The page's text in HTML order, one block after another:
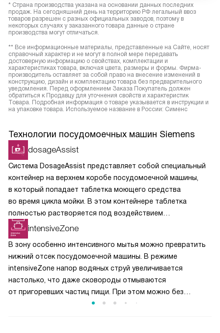
* Страна производства указана на основании данных последних
продаж. На сегодняшний день на территорию РФ легальный ввоз
товаров разрешен с разных официальных заводов, поэтому в
некоторых случаях у заказанного товара данные о стране
производства могут отличаться.
** Все информационные материалы, представленные на Сайте, носят
справочный характер и не могут в полной мере передавать
достоверную информацию о свойствах, комплектации и
характеристиках товара, включая цвета, размеры и формы. Фирма-
производитель оставляет за собой право на внесение изменений в
конструкцию, дизайн и комплектацию товара без предварительного
уведомления. Перед оформлением Заказа Покупатель должен
обратиться к Продавцу для уточнения свойств и характеристик
Товара. Подробная информация о товаре указывается в инструкции и
на упаковке товара. Используемое название в России: Сименс
Технологии посудомоечных машин Siemens
dosageAssist
Система DosageAssist представляет собой специальный
контейнер на верхнем коробе посудомоечной машины,
в который попадает таблетка моющего средства
во время цикла мойки. В этом контейнере таблетка
полностью растворяется под воздействием
направленных струй воды, обеспечивая равномерное
распределение моющего средства по всему
пространству. В машинах без DosageAssist таблетка
может упасть на дно камеры или застрять между
посудой, что снижает эффективность её использования.
DosageAssist гарантирует оптимальное растворение
и превосходное качество мытья.
intensiveZone
В зону особенно интенсивного мытья можно превратить
нижний отсек посудомоечной машины. В режиме
intensiveZone напор водяных струй увеличивается
настолько, что даже сковороды отмываются
от пригоревших частиц пищи. При этом можно без
опасений загружать и верхнюю часть камеры обычной